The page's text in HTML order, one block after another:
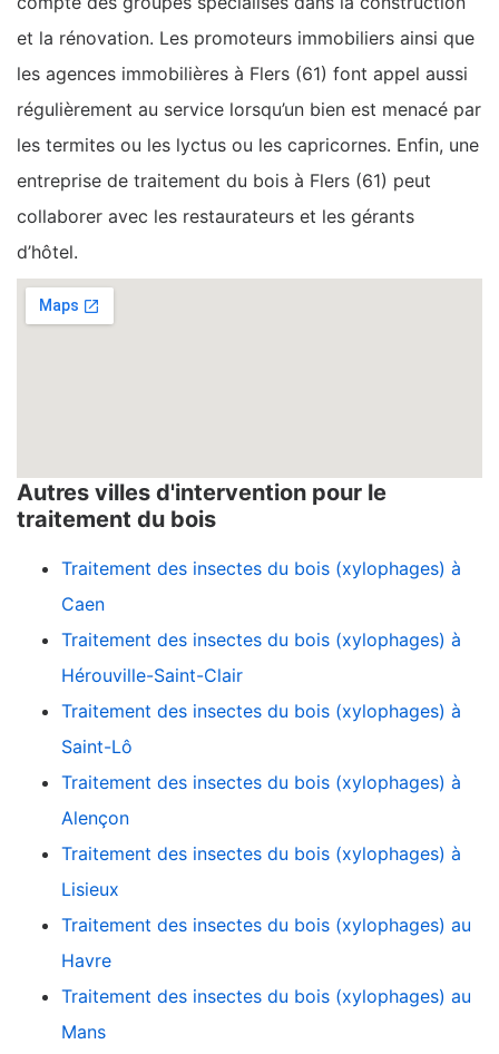
et la rénovation. Les promoteurs immobiliers ainsi que
les agences immobilières à Flers (61) font appel aussi
régulièrement au service lorsqu’un bien est menacé par
les termites ou les lyctus ou les capricornes. Enfin, une
entreprise de traitement du bois à Flers (61) peut
collaborer avec les restaurateurs et les gérants
d’hôtel.
Autres villes d'intervention pour le
traitement du bois
Traitement des insectes du bois (xylophages) à
Caen
Traitement des insectes du bois (xylophages) à
Hérouville-Saint-Clair
Traitement des insectes du bois (xylophages) à
Saint-Lô
Traitement des insectes du bois (xylophages) à
Alençon
Traitement des insectes du bois (xylophages) à
Lisieux
Traitement des insectes du bois (xylophages) au
Havre
Traitement des insectes du bois (xylophages) au
Mans